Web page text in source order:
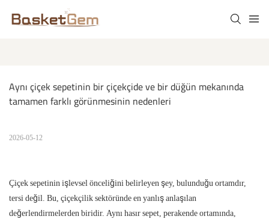
Aynı çiçek sepetinin bir çiçekçide ve bir düğün mekanında
tamamen farklı görünmesinin nedenleri
2026-05-12
Çiçek sepetinin işlevsel önceliğini belirleyen şey, bulunduğu ortamdır,
tersi değil. Bu, çiçekçilik sektöründe en yanlış anlaşılan
değerlendirmelerden biridir. Aynı hasır sepet, perakende ortamında,